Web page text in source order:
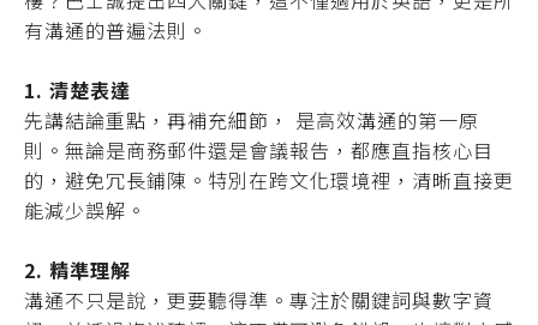
有溝通的普遍法則。
1. 清楚表達
先講結論重點，再補充細節， 是高效溝通的第一原
則。無論是商務郵件還是會議報告，都應直指核心目
的，避免冗長鋪陳。特別在跨文化環境裡，清晰直接更
能減少誤解。
2. 精準理解
溝通不只是說，更要聽得準。專注於關鍵詞與數字資